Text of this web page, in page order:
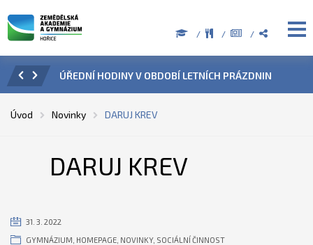
ÚŘEDNÍ HODINY V OBDOBÍ LETNÍCH PRÁZDNIN
Úvod Novinky DARUJ KREV
DARUJ KREV
31. 3. 2022
GYMNÁZIUM HOMEPAGE NOVINKY, SOCIÁLNÍ ČINNOST